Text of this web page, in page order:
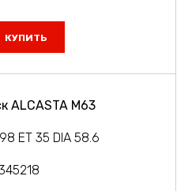
КУПИТЬ
ALCASTA M63
ET 35 DIA 58.6